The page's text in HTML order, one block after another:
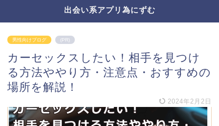
出会い系アプリ為にずむ
男性向けブログ (PR)
カーセックスしたい！相手を見つけ
る方法ややり方・注意点・おすすめの
場所を解説！
2024年2月2日